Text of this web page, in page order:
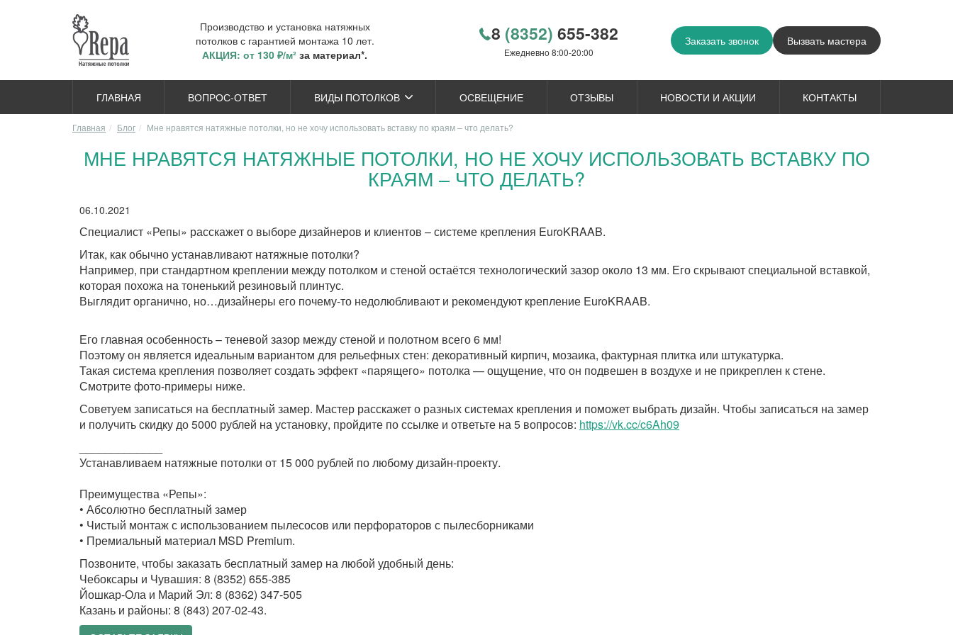
Производство и установка натяжных
потолков с гарантией монтажа 10 лет.
АКЦИЯ: от 130 ₽/м² за материал*.
8 (8352) 655-382
Ежедневно 8:00-20:00
Заказать звонок Вызвать мастера
ГЛАВНАЯ ВОПРОС-ОТВЕТ ВИДЫ ПОТОЛКОВ ОСВЕЩЕНИЕ ОТЗЫВЫ НОВОСТИ И АКЦИИ КОНТАКТЫ
Главная Блог Мне нравятся натяжные потолки, но не хочу использовать вставку по краям – что делать?
МНЕ НРАВЯТСЯ НАТЯЖНЫЕ ПОТОЛКИ, НО НЕ ХОЧУ ИСПОЛЬЗОВАТЬ ВСТАВКУ ПО
КРАЯМ – ЧТО ДЕЛАТЬ?
06.10.2021
Специалист «Репы» расскажет о выборе дизайнеров и клиентов – системе крепления EuroKRAAB.
Итак, как обычно устанавливают натяжные потолки?
Например, при стандартном креплении между потолком и стеной остаётся технологический зазор около 13 мм. Его скрывают специальной вставкой,
которая похожа на тоненький резиновый плинтус.
Выглядит органично, но…дизайнеры его почему-то недолюбливают и рекомендуют крепление EuroKRAAB.
Его главная особенность – теневой зазор между стеной и полотном всего 6 мм!
Поэтому он является идеальным вариантом для рельефных стен: декоративный кирпич, мозаика, фактурная плитка или штукатурка.
Такая система крепления позволяет создать эффект «парящего» потолка — ощущение, что он подвешен в воздухе и не прикреплен к стене.
Смотрите фото-примеры ниже.
Советуем записаться на бесплатный замер. Мастер расскажет о разных системах крепления и поможет выбрать дизайн. Чтобы записаться на замер
и получить скидку до 5000 рублей на установку, пройдите по ссылке и ответьте на 5 вопросов: https://vk.cc/c6Ah09
Устанавливаем натяжные потолки от 15 000 рублей по любому дизайн-проекту.
Преимущества «Репы»:
• Абсолютно бесплатный замер
• Чистый монтаж с использованием пылесосов или перфораторов с пылесборниками
• Премиальный материал MSD Premium.
Позвоните, чтобы заказать бесплатный замер на любой удобный день:
Чебоксары и Чувашия: 8 (8352) 655-385
Йошкар-Ола и Марий Эл: 8 (8362) 347-505
Казань и районы: 8 (843) 207-02-43.